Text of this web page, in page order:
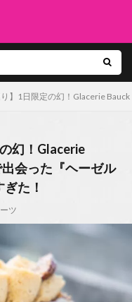
り】1日限定の幻！Glacerie
幻！Glacerie
会った『ヘーゼル
た！
ツ